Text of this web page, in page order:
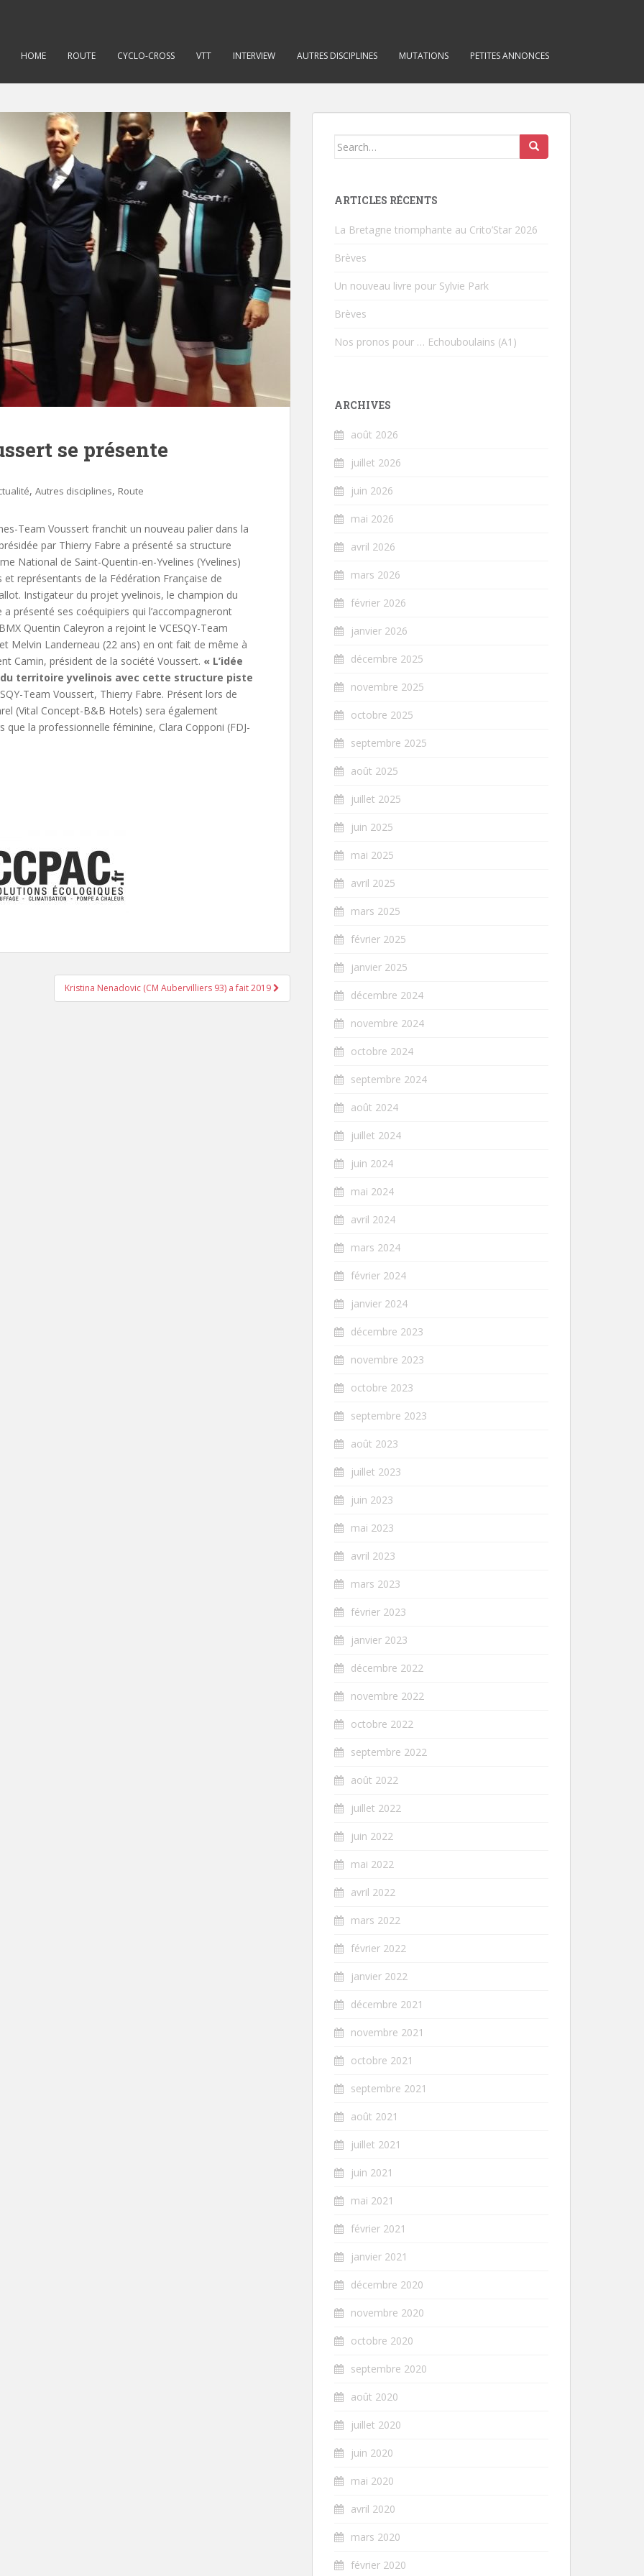
HOME ROUTE CYCLO-CROSS VTT INTERVIEW AUTRES DISCIPLINES MUTATIONS PETITES ANNONCES
se présente
, Autres disciplines, Route
Team Voussert franchit un nouveau palier dans la
par Thierry Fabre a présenté sa structure
National de Saint-Quentin-en-Yvelines (Yvelines)
représentants de la Fédération Française de
Instigateur du projet yvelinois, le champion du
présenté ses coéquipiers qui l’accompagneront
Quentin Caleyron a rejoint le VCESQY-Team
Melvin Landerneau (22 ans) en ont fait de même à
Camin, président de la société Voussert. « L’idée
territoire yvelinois avec cette structure piste
Team Voussert, Thierry Fabre. Présent lors de
(Vital Concept-B&B Hotels) sera également
la professionnelle féminine, Clara Copponi (FDJ-
Kristina Nenadovic (CM Aubervilliers 93) a fait 2019
Search for:
ARTICLES RÉCENTS
La Bretagne triomphante au Crito’Star 2026
Brèves
Un nouveau livre pour Sylvie Park
Brèves
Nos pronos pour … Echouboulains (A1)
ARCHIVES
août 2026
juillet 2026
juin 2026
mai 2026
avril 2026
mars 2026
février 2026
janvier 2026
décembre 2025
novembre 2025
octobre 2025
septembre 2025
août 2025
juillet 2025
juin 2025
mai 2025
avril 2025
mars 2025
février 2025
janvier 2025
décembre 2024
novembre 2024
octobre 2024
septembre 2024
août 2024
juillet 2024
juin 2024
mai 2024
avril 2024
mars 2024
février 2024
janvier 2024
décembre 2023
novembre 2023
octobre 2023
septembre 2023
août 2023
juillet 2023
juin 2023
mai 2023
avril 2023
mars 2023
février 2023
janvier 2023
décembre 2022
novembre 2022
octobre 2022
septembre 2022
août 2022
juillet 2022
juin 2022
mai 2022
avril 2022
mars 2022
février 2022
janvier 2022
décembre 2021
novembre 2021
octobre 2021
septembre 2021
août 2021
juillet 2021
juin 2021
mai 2021
février 2021
janvier 2021
décembre 2020
novembre 2020
octobre 2020
septembre 2020
août 2020
juillet 2020
juin 2020
mai 2020
avril 2020
mars 2020
février 2020